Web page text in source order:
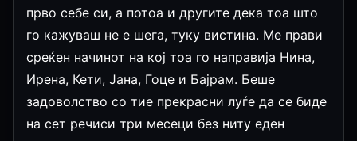
прво себе си, а потоа и другите дека тоа што
го кажуваш не е шега, туку вистина. Ме прави
среќен начинот на кој тоа го направија Нина,
Ирена, Кети, Јана, Гоце и Бајрам. Беше
задоволство со тие прекрасни луѓе да се биде
на сет речиси три месеци без ниту еден